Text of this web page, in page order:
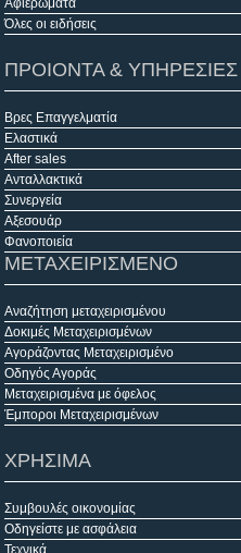
Όλες οι ειδήσεις
ΠΡΟΙΟΝΤΑ & ΥΠΗΡΕΣΙΕΣ
Βρες Επαγγελματία
Ελαστικά
After sales
Ανταλλακτικά
Συνεργεία
Αξεσουάρ
Φανοποιεία
ΜΕΤΑΧΕΙΡΙΣΜΕΝΟ
Αναζήτηση μεταχειρισμένου
Δοκιμές Μεταχειρισμένων
Αγοράζοντας Μεταχειρισμένο
Οδηγός Αγοράς
Μεταχειρισμένα με όφελος
Έμποροι Μεταχειρισμένων
ΧΡΗΣΙΜΑ
Συμβουλές οικονομίας
Οδηγείστε με ασφάλεια
Τεχνικά